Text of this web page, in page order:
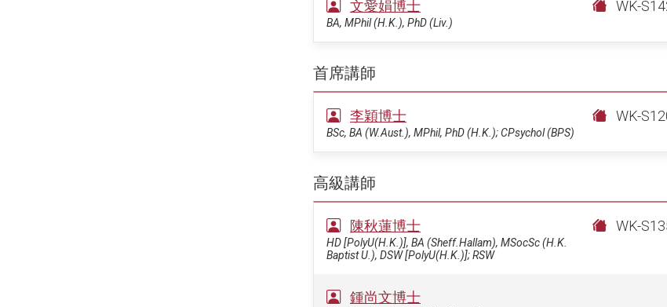
文愛娟博士
BA, MPhil (H.K.), PhD (Liv.)
WK-
首席講師
李穎博士
BSc, BA (W.Aust.), MPhil, PhD (H.K.); CPsychol (BPS)
WK-
高級講師
陳秋蓮博士
HD [PolyU(H.K.)], BA (Sheff.Hallam), MSocSc (H.K.
Baptist U.), DSW [PolyU(H.K.)]; RSW
WK-
鍾尚文博士